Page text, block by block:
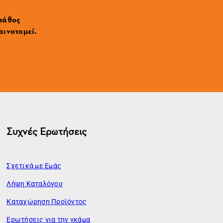
Συχνές Ερωτήσεις
Σχετικά με Εμάς
Λήψη Καταλόγου
Καταχώρηση Προϊόντος
Ερωτήσεις για την γκάμα